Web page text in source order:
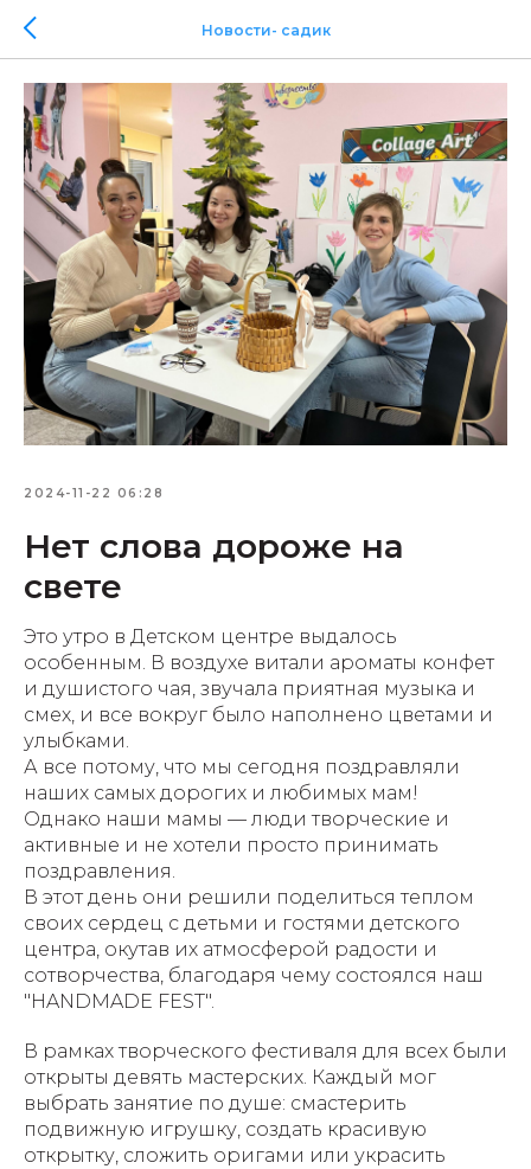
Новости- садик
2024-11-22 06:28
Нет слова дороже на
свете
Это утро в Детском центре выдалось
особенным. В воздухе витали ароматы конфет
и душистого чая, звучала приятная музыка и
смех, и все вокруг было наполнено цветами и
улыбками.
А все потому, что мы сегодня поздравляли
наших самых дорогих и любимых мам!
Однако наши мамы — люди творческие и
активные и не хотели просто принимать
поздравления.
В этот день они решили поделиться теплом
своих сердец с детьми и гостями детского
центра, окутав их атмосферой радости и
сотворчества, благодаря чему состоялся наш
"HANDMADE FEST".
В рамках творческого фестиваля для всех были
открыты девять мастерских. Каждый мог
выбрать занятие по душе: смастерить
подвижную игрушку, создать красивую
открытку, сложить оригами или украсить